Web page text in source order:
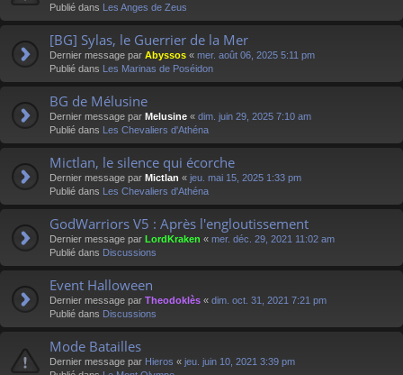
Publié dans Les Anges de Zeus
[BG] Sylas, le Guerrier de la Mer
Dernier message par Abyssos « mer. août 06, 2025 5:11 pm
Publié dans Les Marinas de Poséidon
BG de Mélusine
Dernier message par Melusine « dim. juin 29, 2025 7:10 am
Publié dans Les Chevaliers d'Athéna
Mictlan, le silence qui écorche
Dernier message par Mictlan « jeu. mai 15, 2025 1:33 pm
Publié dans Les Chevaliers d'Athéna
GodWarriors V5 : Après l'engloutissement
Dernier message par LordKraken « mer. déc. 29, 2021 11:02 am
Publié dans Discussions
Event Halloween
Dernier message par Theodoklès « dim. oct. 31, 2021 7:21 pm
Publié dans Discussions
Mode Batailles
Dernier message par Hieros « jeu. juin 10, 2021 3:39 pm